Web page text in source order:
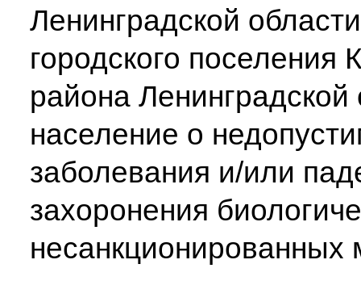
Ленинградской
городского поселения
района
население о
заболевания и/или
захоронения
несанкционированных